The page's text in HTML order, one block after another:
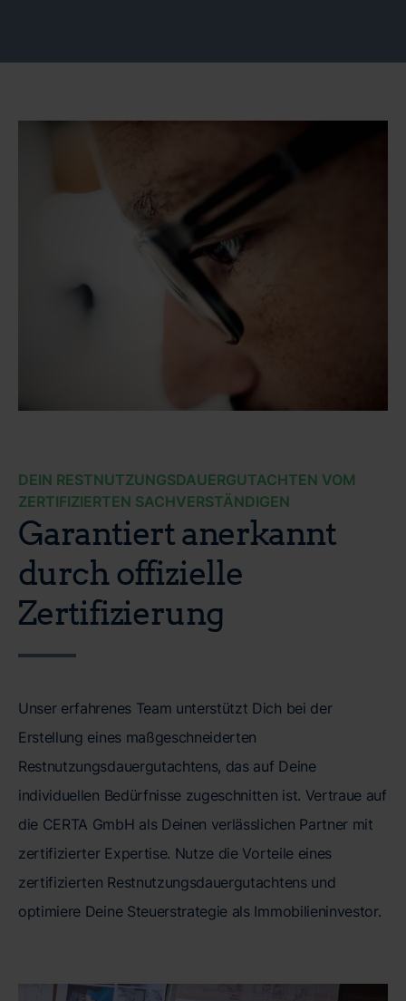
DEIN RESTNUTZUNGSDAUERGUTACHTEN VOM
ZERTIFIZIERTEN SACHVERSTÄNDIGEN
Garantiert anerkannt
durch offizielle
Zertifizierung
Unser erfahrenes Team unterstützt Dich bei der
Erstellung eines maßgeschneiderten
Restnutzungsdauergutachtens, das auf Deine
individuellen Bedürfnisse zugeschnitten ist. Vertraue auf
die CERTA GmbH als Deinen verlässlichen Partner mit
zertifizierter Expertise. Nutze die Vorteile eines
zertifizierten Restnutzungsdauergutachtens und
optimiere Deine Steuerstrategie als Immobilieninvestor.